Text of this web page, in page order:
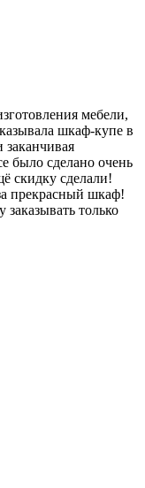
мебели,
шкаф-купе в
заканчивая
было сделано очень
скидку сделали!
прекрасный шкаф!
только